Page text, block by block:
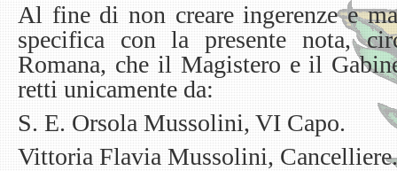
Al fine di non creare ingerenze e
specifica con la presente nota,
Romana, che il Magistero e il
retti unicamente da:
S. E. Orsola Mussolini, VI Capo.
Vittoria Flavia Mussolini, Cancelliere.